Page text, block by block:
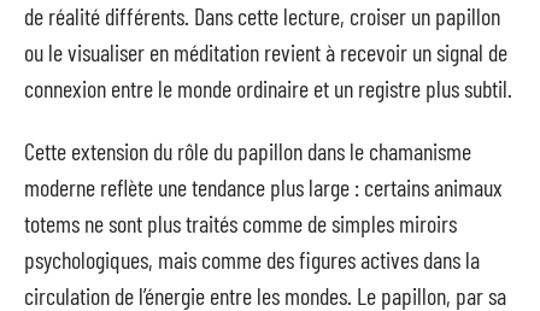
de réalité différents. Dans cette lecture, croiser un papillon
ou le visualiser en méditation revient à recevoir un signal de
connexion entre le monde ordinaire et un registre plus subtil.
Cette extension du rôle du papillon dans le chamanisme
moderne reflète une tendance plus large : certains animaux
totems ne sont plus traités comme de simples miroirs
psychologiques, mais comme des figures actives dans la
circulation de l’énergie entre les mondes. Le papillon, par sa